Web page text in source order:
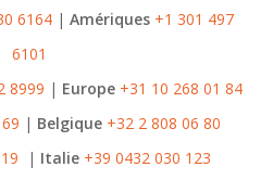
6164| Amériques +1 301 497
6101
8999 | Europe +31 10 268 01 84
| Belgique +32 2 808 06 80
| Italie +39 0432 030 123